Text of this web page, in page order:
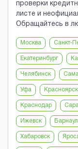
проверки
листе и
Обращайтесь в
Москва Санкт-
Екатеринбург
Челябинск
Уфа Красноярск
Краснодар
Ижевск Барнаул
Хабаровск